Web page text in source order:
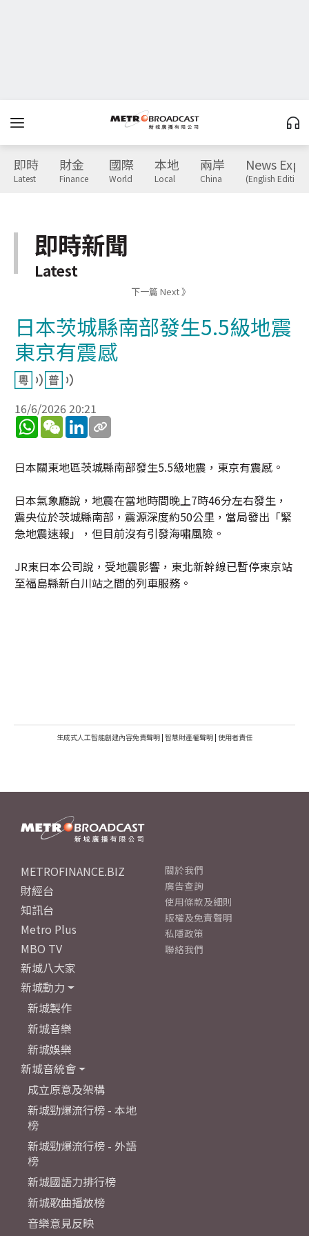
即時
Latest
財金
Finance
國際
World
本地
Local
兩岸
China
News
(English Edition)
即時新聞
Latest
下一篇 Next 》
日本茨城縣南部發生5.5級地震
東京有震感
16/6/2026 20:21
WhatsApp
WeChatLinkedIn
日本關東地區茨城縣南部發生5.5級地震，東京有震感。
日本氣象廳說，地震在當地時間晚上7時46分左右發生，
震央位於茨城縣南部，震源深度約50公里，當局發出「緊
急地震速報」，但目前沒有引發海嘯風險。
JR東日本公司說，受地震影響，東北新幹線已暫停東京站
至福島縣新白川站之間的列車服務。
生成式人工智能創建內容免責聲明 | 智慧財產權聲明 | 使用者責任
METROFINANCE.BIZ
財經台
知訊台
Metro Plus
MBO TV
新城八大家
新城動力
新城製作
新城音樂
新城娛樂
新城音統會
成立原意及架構
新城勁爆流行榜 - 本地
榜
新城勁爆流行榜 - 外語
榜
新城國語力排行榜
新城歌曲播放榜
音樂意見反映
關於我們
廣告查詢
使用條款及細則
版權及免責聲明
私隱政策
聯絡我們